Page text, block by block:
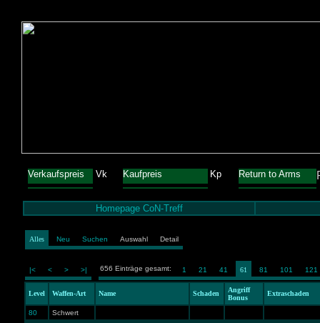
Verkaufspreis Vk Kaufpreis Kp Return to Arms
Homepage CoN-Treff
Alles Neu Suchen Auswahl Detail
|< < > >| 656 Einträge gesamt: 1 21 41 61 81 101 121
Level Waffen-Art Name Schaden
Angriff
Bonus
Extraschaden
80
Schwert